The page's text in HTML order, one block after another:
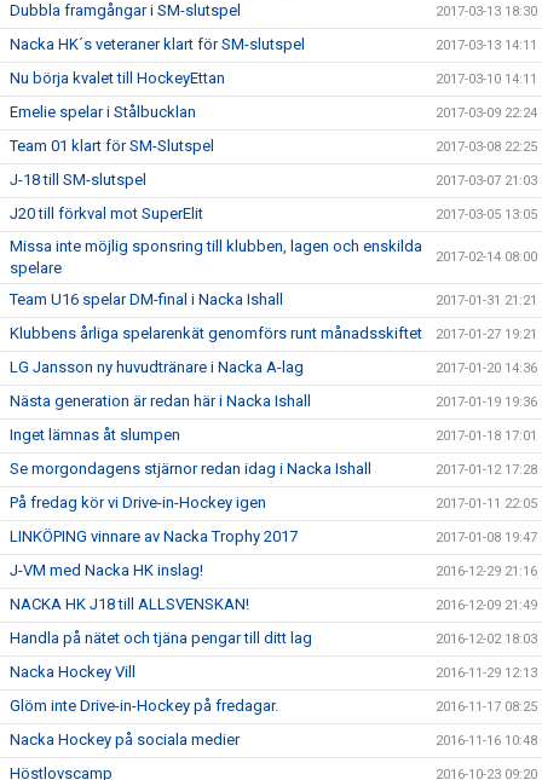
Dubbla framgångar i SM-slutspel 2017-03-13 18:30
Nacka HK´s veteraner klart för SM-slutspel 2017-03-13 14:11
Nu börja kvalet till HockeyEttan 2017-03-10 14:11
Emelie spelar i Stålbucklan 2017-03-09 22:24
Team 01 klart för SM-Slutspel 2017-03-08 22:25
J-18 till SM-slutspel 2017-03-07 21:03
J20 till förkval mot SuperElit 2017-03-05 13:05
Missa inte möjlig sponsring till klubben, lagen och enskilda
spelare
2017-02-14 08:00
Team U16 spelar DM-final i Nacka Ishall 2017-01-31 21:21
Klubbens årliga spelarenkät genomförs runt månadsskiftet 2017-01-27 19:21
LG Jansson ny huvudtränare i Nacka A-lag 2017-01-20 14:36
Nästa generation är redan här i Nacka Ishall 2017-01-19 19:36
Inget lämnas åt slumpen 2017-01-18 17:01
Se morgondagens stjärnor redan idag i Nacka Ishall 2017-01-12 17:28
På fredag kör vi Drive-in-Hockey igen 2017-01-11 22:05
LINKÖPING vinnare av Nacka Trophy 2017 2017-01-08 19:47
J-VM med Nacka HK inslag! 2016-12-29 21:16
NACKA HK J18 till ALLSVENSKAN! 2016-12-09 21:49
Handla på nätet och tjäna pengar till ditt lag 2016-12-02 18:03
Nacka Hockey Vill 2016-11-29 12:13
Glöm inte Drive-in-Hockey på fredagar. 2016-11-17 08:25
Nacka Hockey på sociala medier 2016-11-16 10:48
Höstlovscamp 2016-10-23 09:20